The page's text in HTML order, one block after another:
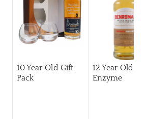
10 Year Old Gift
Pack
12 Year Old
Enzyme